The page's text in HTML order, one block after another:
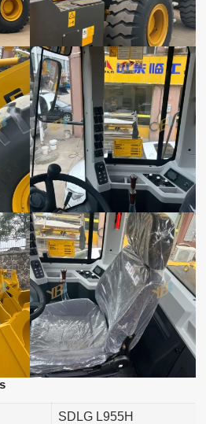
SDLG L955H